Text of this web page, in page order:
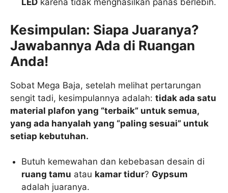
LED karena tidak menghasilkan panas berlebih.
Kesimpulan: Siapa Juaranya?
Jawabannya Ada di Ruangan
Anda!
Sobat Mega Baja, setelah melihat pertarungan
sengit tadi, kesimpulannya adalah: tidak ada satu
material plafon yang “terbaik” untuk semua,
yang ada hanyalah yang “paling sesuai” untuk
setiap kebutuhan.
Butuh kemewahan dan kebebasan desain di
ruang tamu atau kamar tidur? Gypsum
adalah juaranya.